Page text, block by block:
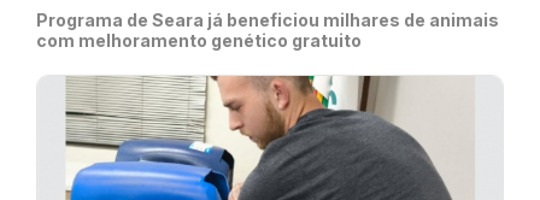
Programa de Seara já beneficiou milhares de animais
com melhoramento genético gratuito